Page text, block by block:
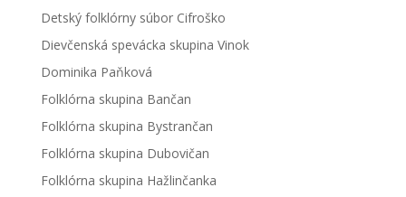
Detský folklórny súbor Cifroško
Dievčenská spevácka skupina Vinok
Dominika Paňková
Folklórna skupina Bančan
Folklórna skupina Bystrančan
Folklórna skupina Dubovičan
Folklórna skupina Hažlinčanka